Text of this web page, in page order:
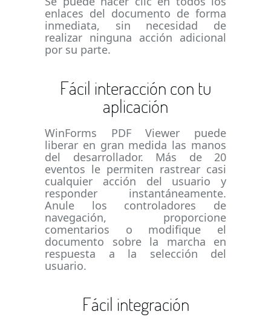
enlaces del documento de forma
inmediata, sin necesidad de
realizar ninguna acción adicional
por su parte.
Fácil interacción con tu
aplicación
WinForms PDF Viewer puede
liberar en gran medida las manos
del desarrollador. Más de 20
eventos le permiten rastrear casi
cualquier acción del usuario y
responder instantáneamente.
Anule los controladores de
navegación, proporcione
comentarios o modifique el
documento sobre la marcha en
respuesta a la selección del
usuario.
Fácil integración